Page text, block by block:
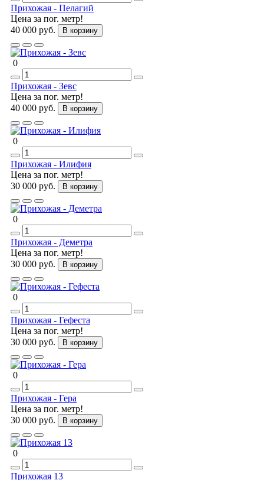
Прихожая - Пелагий
Цена за пог. метр!
40 000 руб.
В корзину
0
Прихожая - Зевс
Цена за пог. метр!
40 000 руб.
В корзину
0
Прихожая - Илифия
Цена за пог. метр!
30 000 руб.
В корзину
0
Прихожая - Деметра
Цена за пог. метр!
30 000 руб.
В корзину
0
Прихожая - Гефеста
Цена за пог. метр!
30 000 руб.
В корзину
0
Прихожая - Гера
Цена за пог. метр!
30 000 руб.
В корзину
0
Прихожая 13